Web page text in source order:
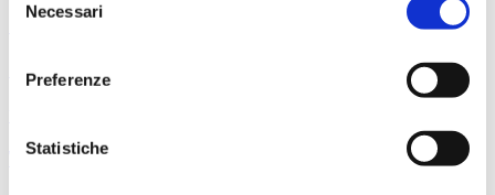
delNecessari
Preferenze
Statistiche
Dance People - Maqamat & Omar Rajeh
Nell’ambito del festival Fabbrica Europa 2026
Weill - Songs